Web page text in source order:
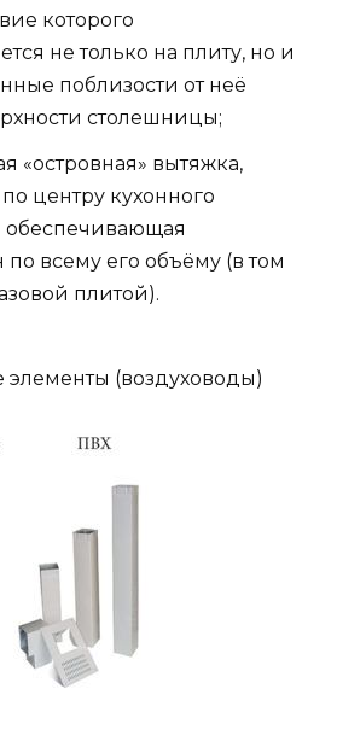
которого
не только на плиту, но и
поблизости от неё
столешницы;
«островная» вытяжка,
центру кухонного
по всему его объёму (в том
плитой).
элементы (воздуховоды)